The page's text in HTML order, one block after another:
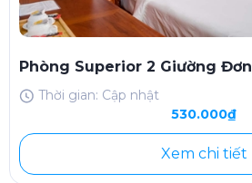
Phòng Superior 2 Giường Đơn
Thời gian: Cập nhật
530.000₫
Xem chi tiết